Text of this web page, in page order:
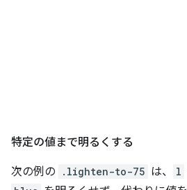
特定の値まで明るくする
次の例の .lighten-to-75 は、 l